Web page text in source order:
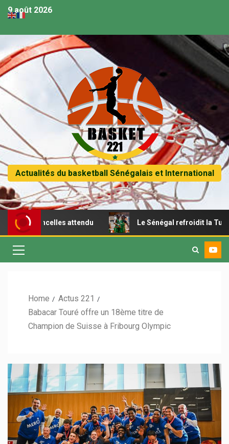
9 août 2026
Actualités du basketball Sénégalais et International
attendu Le Sénégal refroidit la Tunisie et
Home
Actus 221
Babacar Touré offre un 18ème titre de
Champion de Suisse à Fribourg Olympic